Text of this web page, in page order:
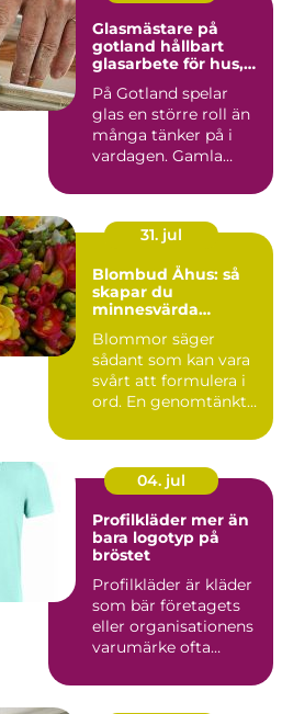
Glasmästare på
gotland hållbart
glasarbete för hus,
kulturmiljöer
På Gotland spelar
glas en större roll än
många tänker på i
vardagen. Gamla
föns...
31. jul
Blombud Åhus: så
skapar du
minnesvärda
blommor
Blommor säger
sådant som kan vara
svårt att formulera i
ord. En genomtänkt
04. jul
Profilkläder mer än
bara logotyp på
bröstet
Profilkläder är kläder
som bär företagets
eller organisationens
varumärke ofta